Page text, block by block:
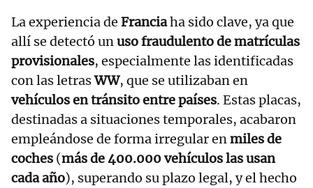
La experiencia de Franciaha sido clave, ya que
allí se detectó unuso fraudulento de matrículas
provisionales, especialmente las identificadas
con las letrasWW, que se utilizaban en
vehículos en tránsito entre países. Estas placas,
destinadas a situaciones temporales, acabaron
empleándose de forma irregular enmiles de
coches (más de 400.000 vehículos las usan
cada año), superando su plazo legal, y el hecho